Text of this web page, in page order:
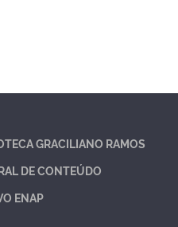
GRACILIANO RAMOS
DE CONTEÚDO
ENAP